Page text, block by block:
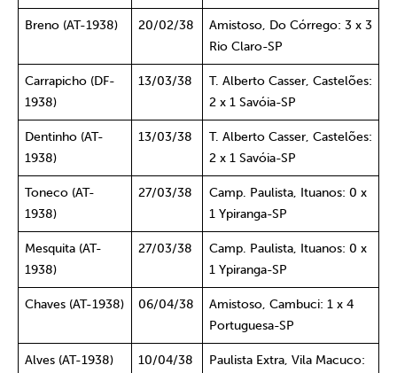
Breno (AT-1938) 20/02/38
Amistoso, Do Córrego: 3 x 3
Rio Claro-SP
Carrapicho (DF-
1938)
13/03/38
T. Alberto Casser, Castelões:
2 x 1 Savóia-SP
Dentinho (AT-
1938)
13/03/38
T. Alberto Casser, Castelões:
2 x 1 Savóia-SP
Toneco (AT-
1938)
27/03/38
Camp. Paulista, Ituanos: 0 x
1 Ypiranga-SP
Mesquita (AT-
1938)
27/03/38
Camp. Paulista, Ituanos: 0 x
1 Ypiranga-SP
Chaves (AT-1938) 06/04/38
Amistoso, Cambuci: 1 x 4
Portuguesa-SP
Alves (AT-1938) 10/04/38
Paulista Extra, Vila Macuco: